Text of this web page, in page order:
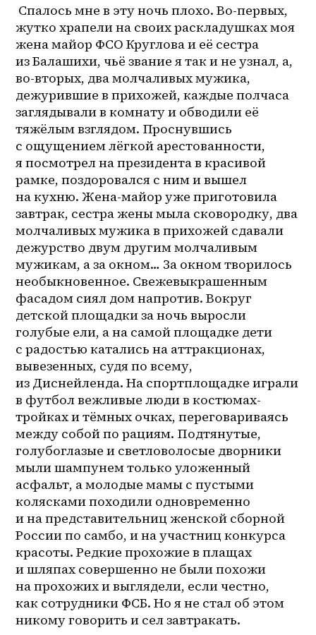
жутко храпели на своих раскладушках моя
жена майор ФСО Круглова и её сестра
из Балашихи, чьё звание я так и не узнал, а,
во-вторых, два молчаливых мужика,
дежурившие в прихожей, каждые полчаса
заглядывали в комнату и обводили её
тяжёлым взглядом. Проснувшись
с ощущением лёгкой арестованности,
я посмотрел на президента в красивой
рамке, поздоровался с ним и вышел
на кухню. Жена-майор уже приготовила
завтрак, сестра жены мыла сковородку, два
молчаливых мужика в прихожей сдавали
дежурство двум другим молчаливым
мужикам, а за окном… За окном творилось
необыкновенное. Свежевыкрашенным
фасадом сиял дом напротив. Вокруг
детской площадки за ночь выросли
голубые ели, а на самой площадке дети
с радостью катались на аттракционах,
вывезенных, судя по всему,
из Диснейленда. На спортплощадке играли
в футбол вежливые люди в костюмах-
тройках и тёмных очках, переговариваясь
между собой по рациям. Подтянутые,
голубоглазые и светловолосые дворники
мыли шампунем только уложенный
асфальт, а молодые мамы с пустыми
колясками походили одновременно
и на представительниц женской сборной
России по самбо, и на участниц конкурса
красоты. Редкие прохожие в плащах
и шляпах совершенно не были похожи
на прохожих и выглядели, если честно,
как сотрудники ФСБ. Но я не стал об этом
никому говорить и сел завтракать.